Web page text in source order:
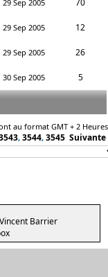
29 Sep 2005 70
29 Sep 2005 12
29 Sep 2005 26
30 Sep 2005 5
au format GMT + 2 Heures
, 3544, 3545 Suivante
Vincent Barrier